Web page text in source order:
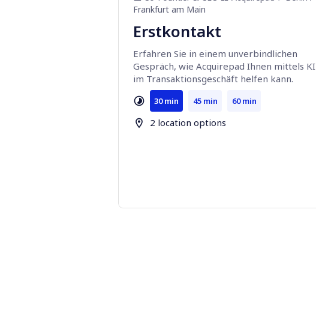
Frankfurt am Main
Erstkontakt
Erfahren Sie in einem unverbindlichen
Gespräch, wie Acquirepad Ihnen mittels KI
im Transaktionsgeschäft helfen kann.
30 min 45 min 60 min
2 location options